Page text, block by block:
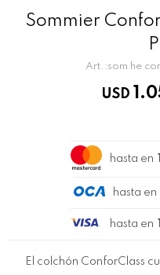
Sommier
som he
USD
hasta en
hasta en
hasta en
El colchón ConforClass